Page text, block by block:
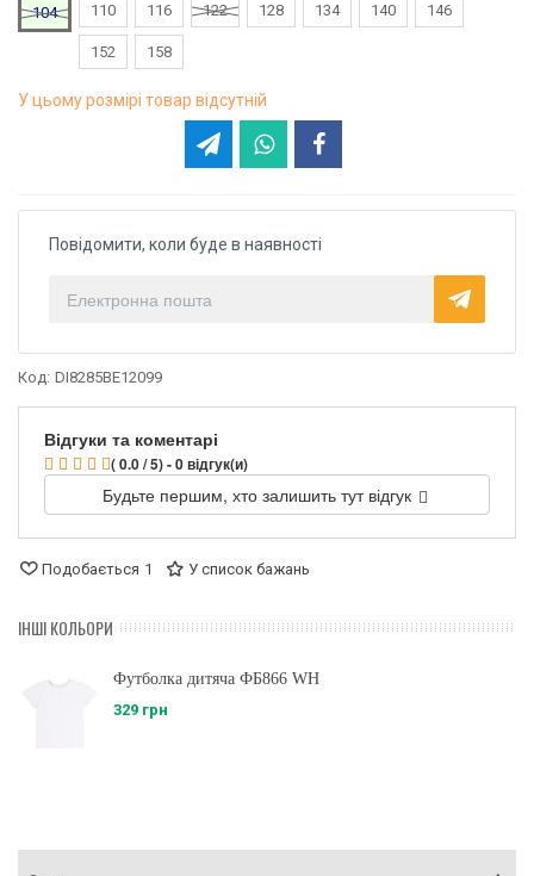
104
110 116 122 128 134 140 146
152 158
У цьому розмірі товар відсутній
Повідомити, коли буде в наявності
Код: DI8285BE12099
Відгуки та коментарі
( 0.0 / 5) - 0 відгук(и)
Будьте першим, хто залишить тут відгук
Подобається 1 У список бажань
ІНШІ КОЛЬОРИ
Футболка дитяча ФБ866 WH
329 грн